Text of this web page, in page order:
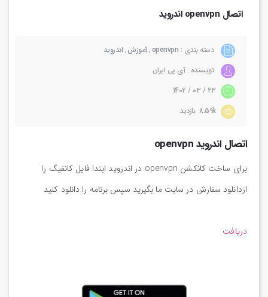
اتصال openvpn اندروید
دسته بندی : openvpn
,آموزش, اندروید
نویسنده : آی پی ایران
8.59k بازدید
اتصال اندروید openvpn
برای ساخت کانکشن openvpn در اندروید ابتدا فایل کانفیگ را
ازدانلود سفارش در سایت ما بگیرید سپس برنامه را دانلود کنید
دریافت